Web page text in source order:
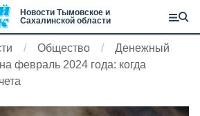
Новости Тымовское и
Сахалинской области
Общество
Денежный
февраль 2024 года: когда